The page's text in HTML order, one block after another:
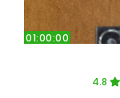
01:00:00
4.8